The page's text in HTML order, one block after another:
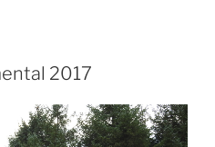
2017